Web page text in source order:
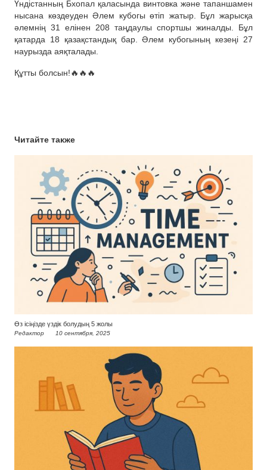
Үндістанның Бхопал қаласында винтовка және тапаншамен
нысана көздеуден Әлем кубогы өтіп жатыр. Бұл жарысқа
әлемнің 31 елінен 208 таңдаулы спортшы жиналды. Бұл
қатарда 18 қазақстандық бар. Әлем кубогының кезеңі 27
наурызда аяқталады.
Құтты болсын!🔥🔥🔥
Читайте также
Өз ісіңізде үздік болудың 5 жолы
Редактор 10 сентября, 2025